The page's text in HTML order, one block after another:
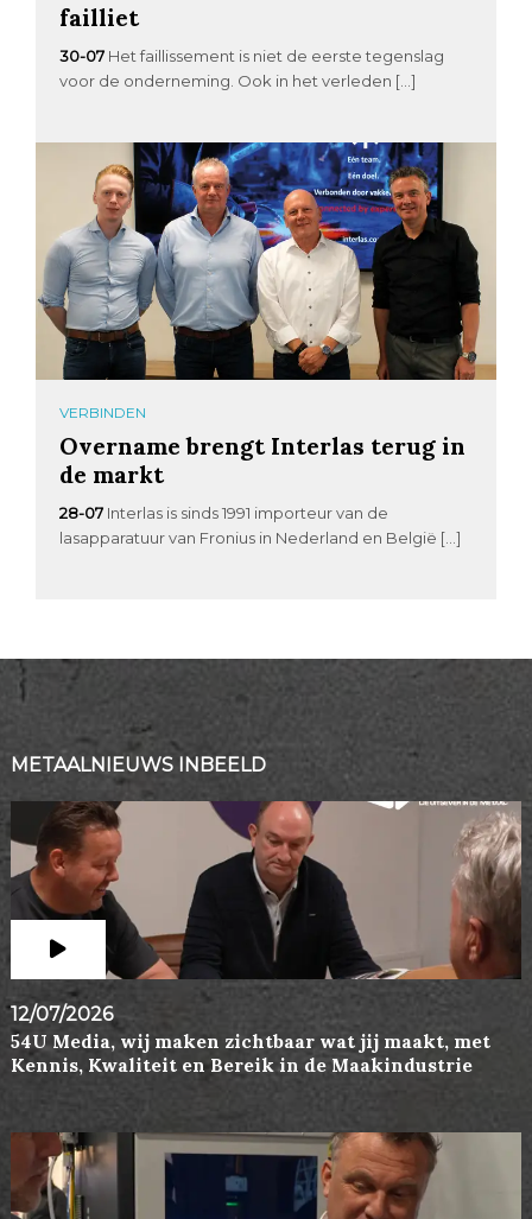
failliet
30-07 Het faillissement is niet de eerste tegenslag
voor de onderneming. Ook in het verleden […]
VERBINDEN
Overname brengt Interlas terug in
de markt
28-07 Interlas is sinds 1991 importeur van de
lasapparatuur van Fronius in Nederland en België […]
METAALNIEUWS INBEELD
12/07/2026
54U Media, wij maken zichtbaar wat jij maakt, met
Kennis, Kwaliteit en Bereik in de Maakindustrie